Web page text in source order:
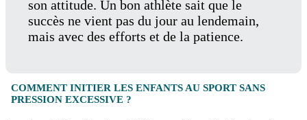
son attitude. Un bon athlète sait que le
succès ne vient pas du jour au lendemain,
mais avec des efforts et de la patience.
COMMENT INITIER LES ENFANTS AU SPORT SANS
PRESSION EXCESSIVE ?